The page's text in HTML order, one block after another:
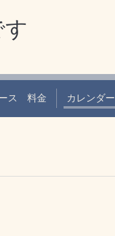
ス 料金 カレンダー